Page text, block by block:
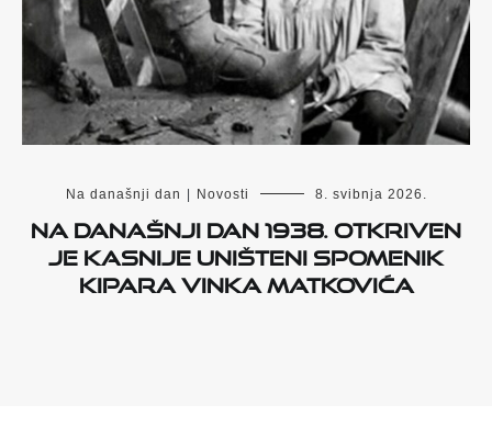
Na današnji dan Novosti 8. svibnja 2026.
Na današnji dan 1938. otkriven
je kasnije uništeni spomenik
kipara Vinka Matkovića